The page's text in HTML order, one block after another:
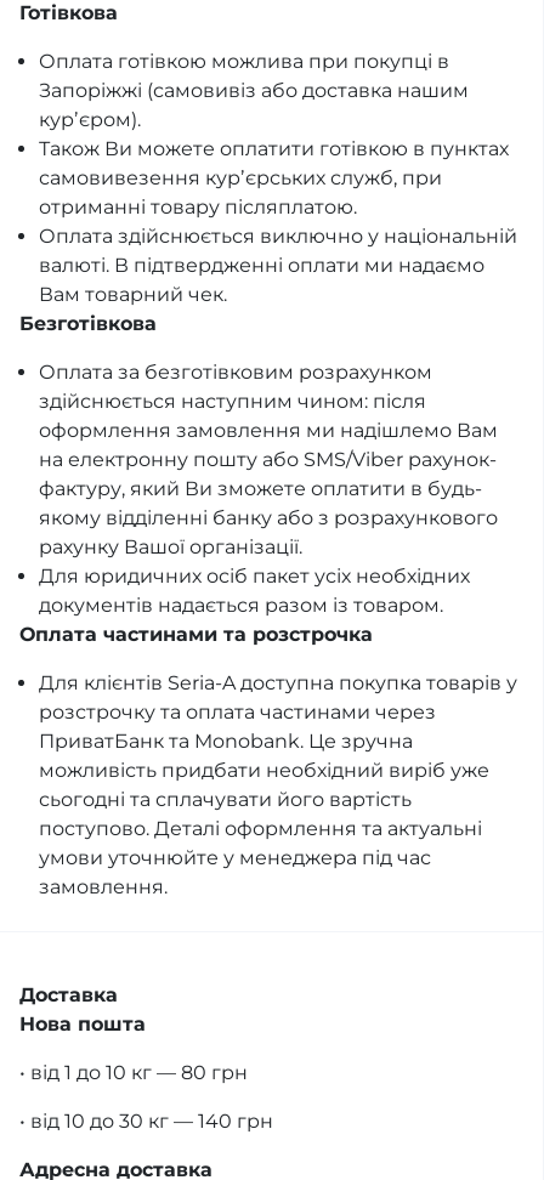
Готівкова
Оплата готівкою можлива при покупці в
Запоріжжі (самовивіз або доставка нашим
курʼєром).
Також Ви можете оплатити готівкою в пунктах
самовивезення курʼєрських служб, при
отриманні товару післяплатою.
Оплата здійснюється виключно у національній
валюті. В підтвердженні оплати ми надаємо
Вам товарний чек.
Безготівкова
Оплата за безготівковим розрахунком
здійснюється наступним чином: після
оформлення замовлення ми надішлемо Вам
на електронну пошту або SMS/Viber рахунок-
фактуру, який Ви зможете оплатити в будь-
якому відділенні банку або з розрахункового
рахунку Вашої організації.
Для юридичних осіб пакет усіх необхідних
документів надається разом із товаром.
Оплата частинами та розстрочка
Для клієнтів Seria-A доступна покупка товарів у
розстрочку та оплата частинами через
ПриватБанк та Monobank. Це зручна
можливість придбати необхідний виріб уже
сьогодні та сплачувати його вартість
поступово. Деталі оформлення та актуальні
умови уточнюйте у менеджера під час
замовлення.
Доставка
Нова пошта
• від 1 до 10 кг — 80 грн
• від 10 до 30 кг — 140 грн
Адресна доставка